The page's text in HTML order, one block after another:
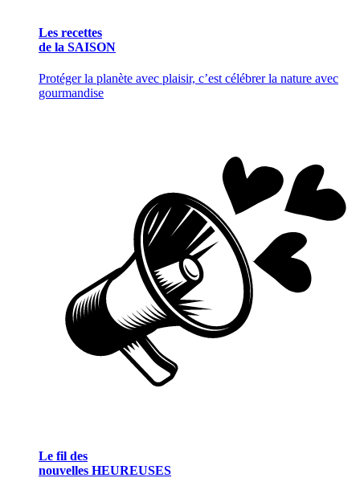
Les recettes
de la SAISON
Protéger la planète avec plaisir, c’est célébrer la nature avec
gourmandise
Le fil des
nouvelles HEUREUSES